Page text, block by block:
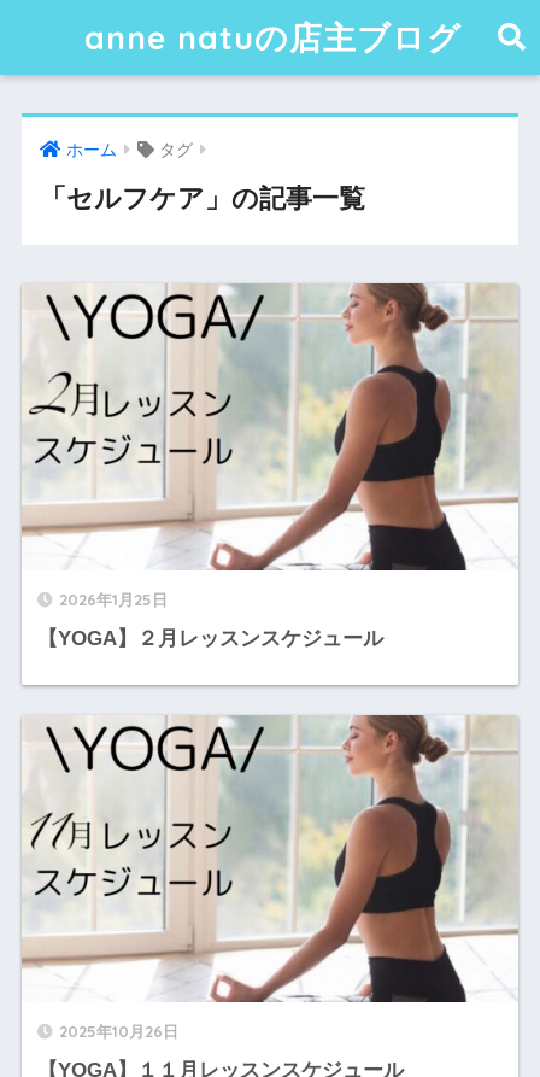
anne natuの店主ブログ
ホーム タグ
「セルフケア」の記事一覧
2026年1月25日
【YOGA】２月レッスンスケジュール
2025年10月26日
【YOGA】１１月レッスンスケジュール